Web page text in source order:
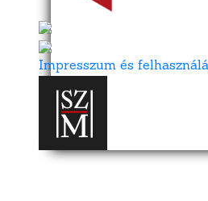
Impresszum és